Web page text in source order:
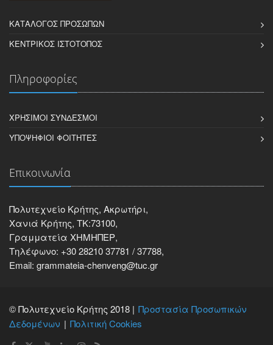
ΚΑΤΆΛΟΓΟΣ ΠΡΟΣΏΠΩΝ
ΚΕΝΤΡΙΚΌΣ ΙΣΤΌΤΟΠΟΣ
Πληροφορίες
ΧΡΉΣΙΜΟΙ ΣΎΝΔΕΣΜΟΙ
ΥΠΟΨΉΦΙΟΙ ΦΟΙΤΗΤΈΣ
Επικοινωνία
Πολυτεχνείο Κρήτης, Ακρωτήρι,
Χανιά Κρήτης, ΤΚ:73100,
Γραμματεία ΧΗΜΗΠΕΡ,
Τηλέφωνο: +30 28210 37781 / 37788,
Email: grammateia-chenveng@tuc.gr
© Πολυτεχνείο Κρήτης 2018 | Προστασία Προσωπικών
Δεδομένων
Πολιτική Cookies